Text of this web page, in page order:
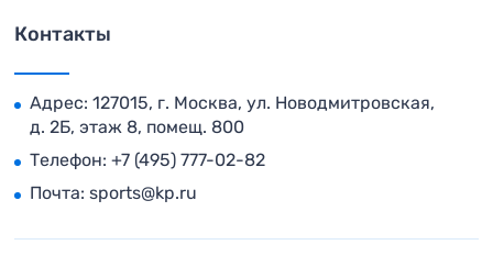
Контакты
Адрес: 127015, г. Москва, ул. Новодмитровская,
д. 2Б, этаж 8, помещ. 800
Телефон: +7 (495) 777-02-82
Почта: sports@kp.ru